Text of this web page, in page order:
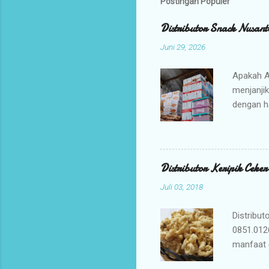
Distributor Snack
Juni 29, 2026
Apakah
dengan
jajanan
kami
Distributor Keripik
Juli 03, 2018
manfaat